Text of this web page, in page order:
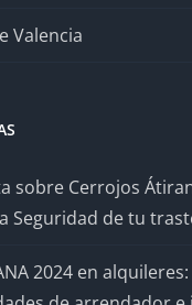
Valencia
sobre Cerrojos
Seguridad de tu
2024 en alquileres: